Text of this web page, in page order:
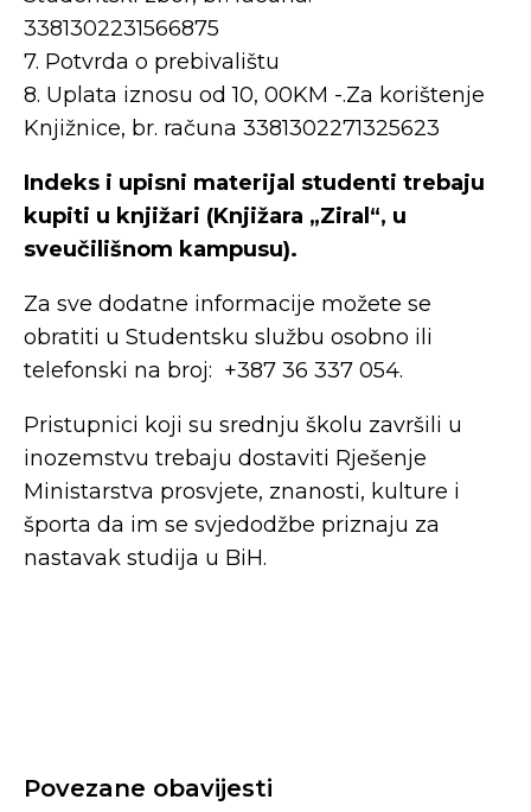
3381302231566875
7. Potvrda o prebivalištu
8. Uplata iznosu od 10, 00KM -.Za korištenje
Knjižnice, br. računa 3381302271325623
Indeks i upisni materijal studenti trebaju
kupiti u knjižari (Knjižara „Ziral“, u
sveučilišnom kampusu).
Za sve dodatne informacije možete se
obratiti u Studentsku službu osobno ili
telefonski na broj: +387 36 337 054.
Pristupnici koji su srednju školu završili u
inozemstvu trebaju dostaviti Rješenje
Ministarstva prosvjete, znanosti, kulture i
športa da im se svjedodžbe priznaju za
nastavak studija u BiH.
Povezane obavijesti